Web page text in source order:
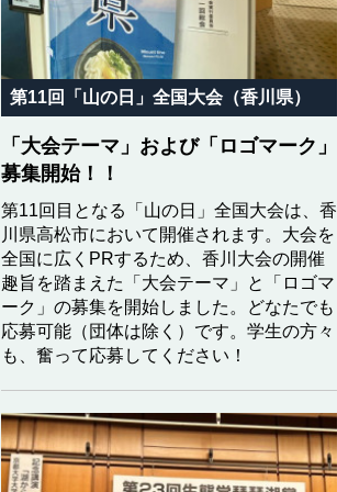
第11回「山の日」全国大会（香川県）
「大会テーマ」および「ロゴマーク」
募集開始！！
第11回目となる「山の日」全国大会は、香
川県高松市において開催されます。大会を
全国に広くPRするため、香川大会の開催
趣旨を踏まえた「大会テーマ」と「ロゴマ
ーク」の募集を開始しました。どなたでも
応募可能（団体は除く）です。学生の方々
も、奮って応募してください！